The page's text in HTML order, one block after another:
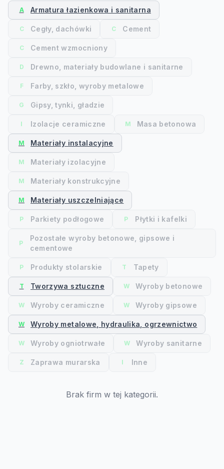
A Armatura łazienkowa i sanitarna
C Cegły, dachówki C Cement
C Cement wzmocniony
D Drewno, materiały budowlane i sanitarne
F Farby, szkło, wyroby metalowe
G Gipsy, tynki, gładzie
I Izolacje ceramiczne M Masa betonowa
M Materiały instalacyjne
M Materiały izolacyjne
M Materiały konstrukcyjne
M Materiały uszczelniające
P Parkiety podłogowe P Płytki i kafelki
P
Pozostałe wyroby betonowe, gipsowe i
cementowe
P Produkty stolarskie T Tapety
T Tworzywa sztuczne W Wyroby betonowe
W Wyroby ceramiczne W Wyroby gipsowe
W Wyroby metalowe, hydraulika, ogrzewnictwo
W Wyroby ogniotrwałe W Wyroby sanitarne
Z Zaprawa murarska I Inne
Brak firm w tej kategorii.